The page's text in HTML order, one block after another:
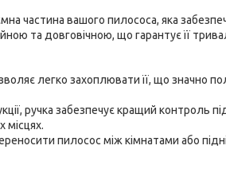
частина вашого пилососа, яка
та довговічною, що гарантує її
легко захоплювати її, що значно
ручка забезпечує кращий контроль
місцях.
пилосос між кімнатами або